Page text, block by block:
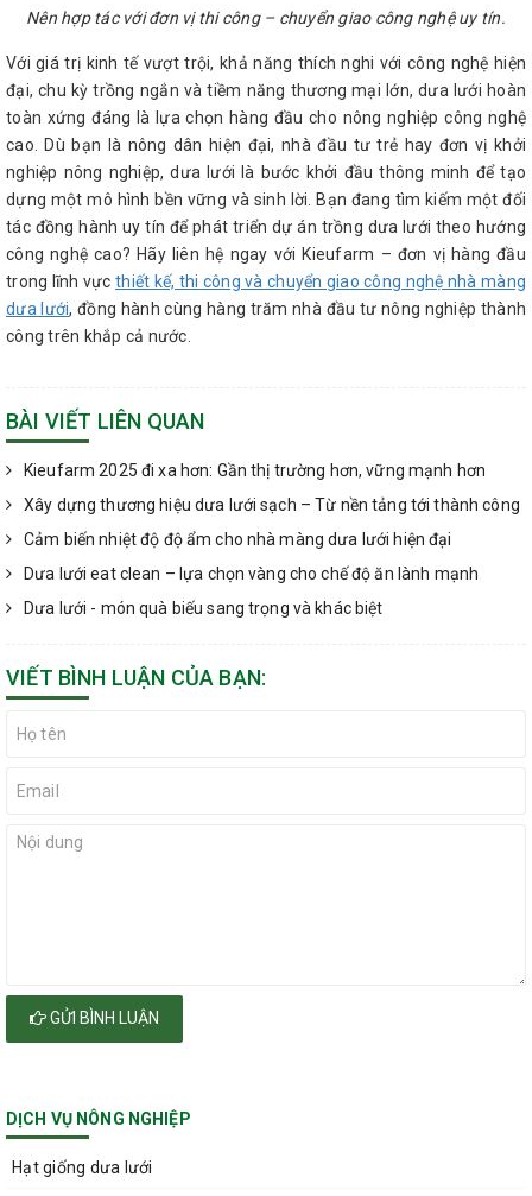
Nên hợp tác với đơn vị thi công – chuyển giao công nghệ uy tín.
Với giá trị kinh tế vượt trội, khả năng thích nghi với công nghệ hiện
đại, chu kỳ trồng ngắn và tiềm năng thương mại lớn, dưa lưới hoàn
toàn xứng đáng là lựa chọn hàng đầu cho nông nghiệp công nghệ
cao. Dù bạn là nông dân hiện đại, nhà đầu tư trẻ hay đơn vị khởi
nghiệp nông nghiệp, dưa lưới là bước khởi đầu thông minh để tạo
dựng một mô hình bền vững và sinh lời. Bạn đang tìm kiếm một đối
tác đồng hành uy tín để phát triển dự án trồng dưa lưới theo hướng
công nghệ cao? Hãy liên hệ ngay với Kieufarm – đơn vị hàng đầu
trong lĩnh vựcthiết kế, thi công và chuyển giao công nghệ nhà màng
dưa lưới, đồng hành cùng hàng trăm nhà đầu tư nông nghiệp thành
công trên khắp cả nước.
BÀI VIẾT LIÊN QUAN
Kieufarm 2025 đi xa hơn: Gần thị trường hơn, vững mạnh hơn
Xây dựng thương hiệu dưa lưới sạch – Từ nền tảng tới thành công
Cảm biến nhiệt độ độ ẩm cho nhà màng dưa lưới hiện đại
Dưa lưới eat clean – lựa chọn vàng cho chế độ ăn lành mạnh
Dưa lưới - món quà biếu sang trọng và khác biệt
VIẾT BÌNH LUẬN CỦA BẠN:
GỬI BÌNH LUẬN
DỊCH VỤ NÔNG NGHIỆP
Hạt giống dưa lưới